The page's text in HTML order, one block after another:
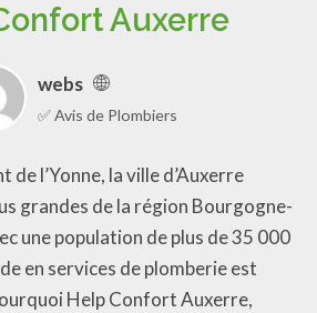
Auxerre
webs
✅ Avis de Plombiers
de l’Yonne, la ville d’Auxerre
grandes de la région Bourgogne-
une population de plus de 35 000
en services de plomberie est
Help Confort Auxerre,